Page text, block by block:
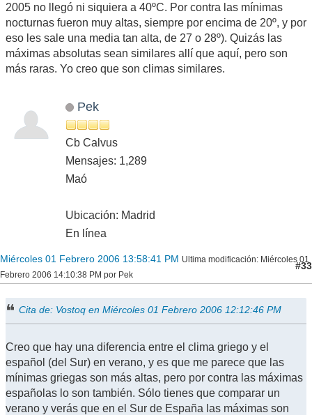
2005 no llegó ni siquiera a 40ºC. Por contra las mínimas
nocturnas fueron muy altas, siempre por encima de 20º, y por
eso les sale una media tan alta, de 27 o 28º). Quizás las
máximas absolutas sean similares allí que aquí, pero son
más raras. Yo creo que son climas similares.
Pek
Cb Calvus
Mensajes: 1,289
Maó
Ubicación: Madrid
En línea
Miércoles 01 Febrero 2006 13:58:41 PM Ultima modificación: Miércoles 01
Febrero 2006 14:10:38 PM por Pek
#33
Cita de: Vostoq en Miércoles 01 Febrero 2006 12:12:46 PM
Creo que hay una diferencia entre el clima griego y el
español (del Sur) en verano, y es que me parece que las
mínimas griegas son más altas, pero por contra las máximas
españolas lo son también. Sólo tienes que comparar un
verano y verás que en el Sur de España las máximas son